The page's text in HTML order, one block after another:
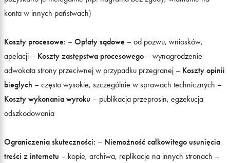
konta w innych państwach)
Koszty procesowe: – Opłaty sądowe – od pozwu, wniosków,
apelacji – Koszty zastępstwa procesowego – wynagrodzenie
adwokata strony przeciwnej w przypadku przegranej – Koszty opinii
biegłych – często wysokie, szczególnie w sprawach technicznych –
Koszty wykonania wyroku – publikacja przeprosin, egzekucja
odszkodowania
Ograniczenia skuteczności: – Niemożność całkowitego usunięcia
treści z internetu – kopie, archiwa, replikacje na innych stronach –